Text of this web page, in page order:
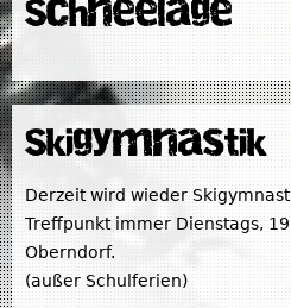
Schneelage
Skigymnastik
Derzeit wird wieder
Treffpunkt immer Dienstags,
Oberndorf.
(außer Schulferien)